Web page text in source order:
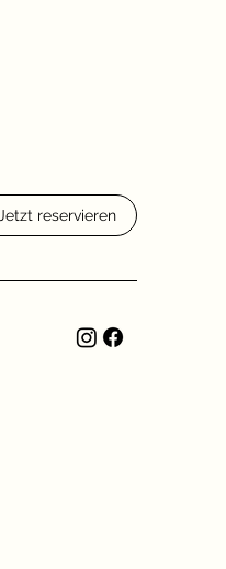
Jetzt reservieren